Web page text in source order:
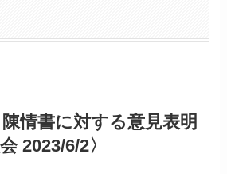
情書に対する意見表明
2023/6/2〉